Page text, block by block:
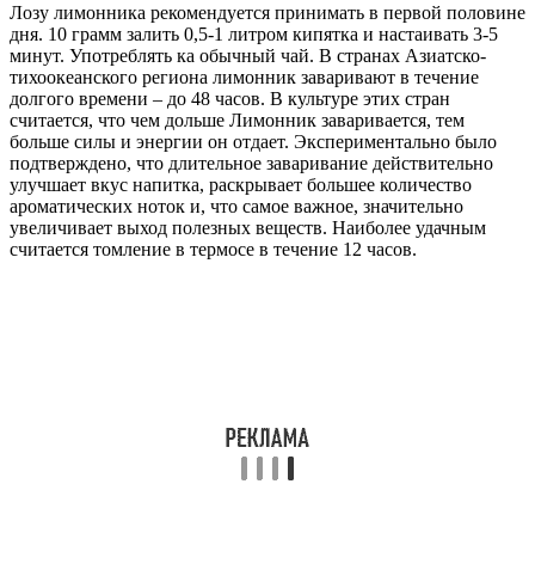
Лозу лимонника рекомендуется принимать в первой половине
дня. 10 грамм залить 0,5-1 литром кипятка и настаивать 3-5
минут. Употреблять ка обычный чай. В странах Азиатско-
тихоокеанского региона лимонник заваривают в течение
долгого времени – до 48 часов. В культуре этих стран
считается, что чем дольше Лимонник заваривается, тем
больше силы и энергии он отдает. Экспериментально было
подтверждено, что длительное заваривание действительно
улучшает вкус напитка, раскрывает большее количество
ароматических ноток и, что самое важное, значительно
увеличивает выход полезных веществ. Наиболее удачным
считается томление в термосе в течение 12 часов.